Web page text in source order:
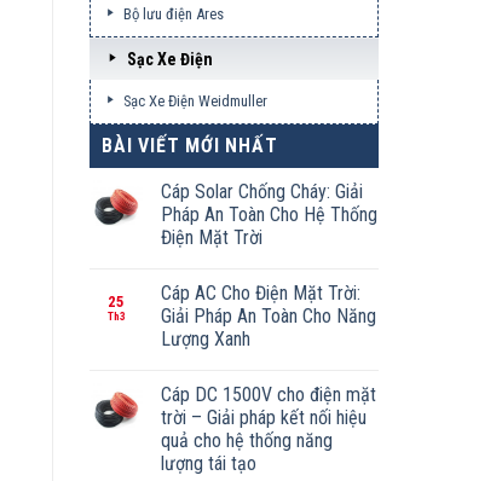
Bộ lưu điện Ares
Sạc Xe Điện
Sạc Xe Điện Weidmuller
BÀI VIẾT MỚI NHẤT
Cáp Solar Chống Cháy: Giải
Pháp An Toàn Cho Hệ Thống
Điện Mặt Trời
25
Th3
Cáp AC Cho Điện Mặt Trời:
Giải Pháp An Toàn Cho Năng
Lượng Xanh
Cáp DC 1500V cho điện mặt
trời – Giải pháp kết nối hiệu
quả cho hệ thống năng
lượng tái tạo